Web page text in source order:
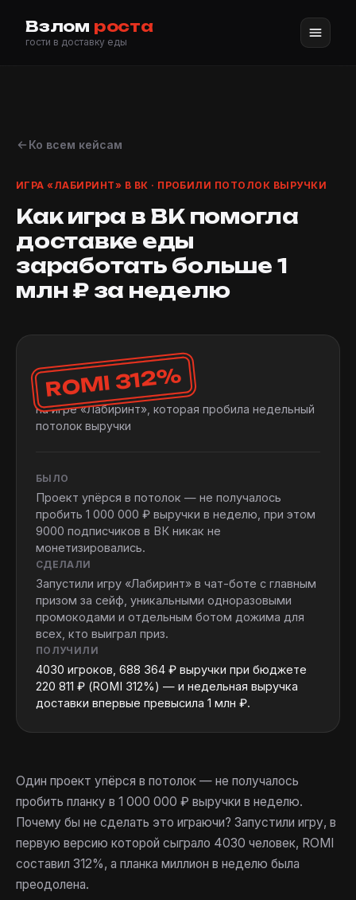
Взлом роста
гости в доставку еды
Ко всем кейсам
ИГРА «ЛАБИРИНТ» В ВК · ПРОБИЛИ ПОТОЛОК ВЫРУЧКИ
Как игра в ВК помогла
доставке еды
заработать больше 1
млн ₽ за неделю
ROMI 312%
на игре «Лабиринт», которая пробила недельный
потолок выручки
БЫЛО
Проект упёрся в потолок — не получалось
пробить 1 000 000 ₽ выручки в неделю, при этом
9000 подписчиков в ВК никак не
монетизировались.
СДЕЛАЛИ
Запустили игру «Лабиринт» в чат-боте с главным
призом за сейф, уникальными одноразовыми
промокодами и отдельным ботом дожима для
всех, кто выиграл приз.
ПОЛУЧИЛИ
4030 игроков, 688 364 ₽ выручки при бюджете
220 811 ₽ (ROMI 312%) — и недельная выручка
доставки впервые превысила 1 млн ₽.
Один проект упёрся в потолок — не получалось
пробить планку в 1 000 000 ₽ выручки в неделю.
Почему бы не сделать это играючи? Запустили игру, в
первую версию которой сыграло 4030 человек, ROMI
составил 312%, а планка миллион в неделю была
преодолена.